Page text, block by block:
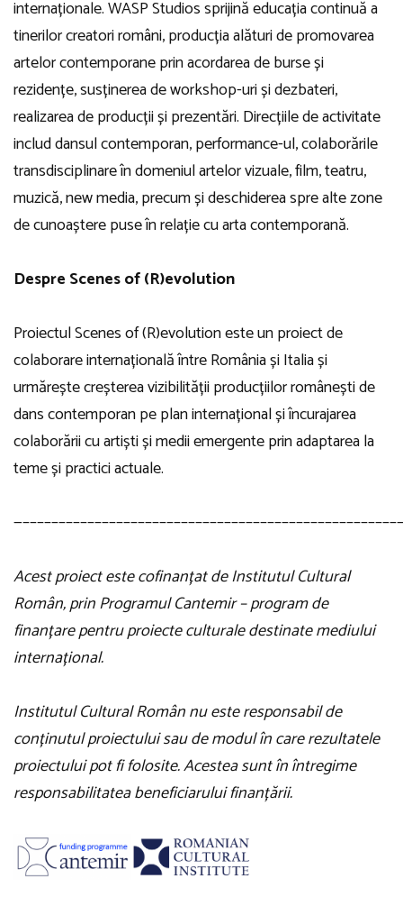
internaționale. WASP Studios sprijină educația continuă a
tinerilor creatori români, producția alături de promovarea
artelor contemporane prin acordarea de burse și
rezidențe, susținerea de workshop-uri și dezbateri,
realizarea de producții și prezentări. Direcțiile de activitate
includ dansul contemporan, performance-ul, colaborările
transdisciplinare în domeniul artelor vizuale, film, teatru,
muzică, new media, precum și deschiderea spre alte zone
de cunoaștere puse în relație cu arta contemporană.
Despre Scenes of (R)evolution
Proiectul Scenes of (R)evolution este un proiect de
colaborare internațională între România și Italia și
urmărește creșterea vizibilității producțiilor românești de
dans contemporan pe plan internațional și încurajarea
colaborării cu artiști și medii emergente prin adaptarea la
teme și practici actuale.
Acest proiect este cofinanțat de Institutul Cultural
Român, prin Programul Cantemir – program de
finanțare pentru proiecte culturale destinate mediului
internațional.
Institutul Cultural Român nu este responsabil de
conținutul proiectului sau de modul în care rezultatele
proiectului pot fi folosite. Acestea sunt în întregime
responsabilitatea beneficiarului finanțării.